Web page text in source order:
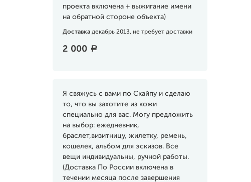
проекта включена + выжигание имени
на обратной стороне объекта)
Доставка декабрь 2013, не требует доставки
2 000 a
Я свяжусь с вами по Скайпу и сделаю
то, что вы захотите из кожи
специально для вас. Могу предложить
на выбор: ежедневник,
браслет,визитницу, жилетку, ремень,
кошелек, альбом для эскизов. Все
вещи индивидуальны, ручной работы.
(Доставка По России включена в
течении месяца после завершения